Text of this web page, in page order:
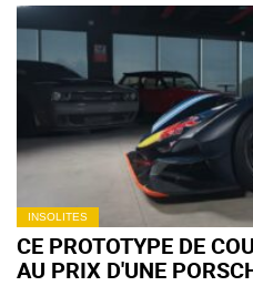
INSOLITES
CE PROTOTYPE DE
AU PRIX D'UNE